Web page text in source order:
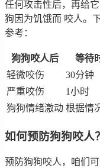
任何攻击性后，再给
狗因为饥饿而 咬人。
参考：
狗狗咬人后
等待
轻微咬伤
30分钟
严重咬伤
1小时
狗狗情绪激动 根据情
如何预防狗狗咬人？
预防狗狗咬人，咱们